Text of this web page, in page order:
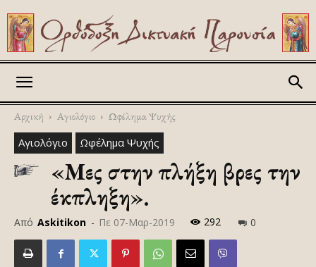
Αρχική Αγιολόγιο Ωφέλημα Ψυχής
Αγιολόγιο Ωφέλημα Ψυχής
«Μες στην πλήξη βρες την
έκπληξη».
Από Askitikon - Πε 07-Μαρ-2019 292 0